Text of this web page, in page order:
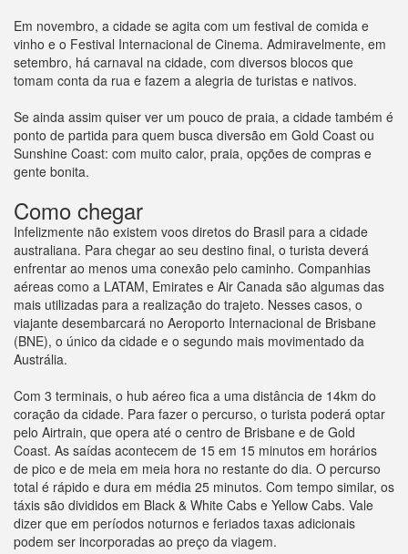
Em novembro, a cidade se agita com um festival de comida e
vinho e o Festival Internacional de Cinema. Admiravelmente, em
setembro, há carnaval na cidade, com diversos blocos que
tomam conta da rua e fazem a alegria de turistas e nativos.
Se ainda assim quiser ver um pouco de praia, a cidade também é
ponto de partida para quem busca diversão em Gold Coast ou
Sunshine Coast: com muito calor, praia, opções de compras e
gente bonita.
Como chegar
Infelizmente não existem voos diretos do Brasil para a cidade
australiana. Para chegar ao seu destino final, o turista deverá
enfrentar ao menos uma conexão pelo caminho. Companhias
aéreas como a LATAM, Emirates e Air Canada são algumas das
mais utilizadas para a realização do trajeto. Nesses casos, o
viajante desembarcará no Aeroporto Internacional de Brisbane
(BNE), o único da cidade e o segundo mais movimentado da
Austrália.
Com 3 terminais, o hub aéreo fica a uma distância de 14km do
coração da cidade. Para fazer o percurso, o turista poderá optar
pelo Airtrain, que opera até o centro de Brisbane e de Gold
Coast. As saídas acontecem de 15 em 15 minutos em horários
de pico e de meia em meia hora no restante do dia. O percurso
total é rápido e dura em média 25 minutos. Com tempo similar, os
táxis são divididos em Black & White Cabs e Yellow Cabs. Vale
dizer que em períodos noturnos e feriados taxas adicionais
podem ser incorporadas ao preço da viagem.